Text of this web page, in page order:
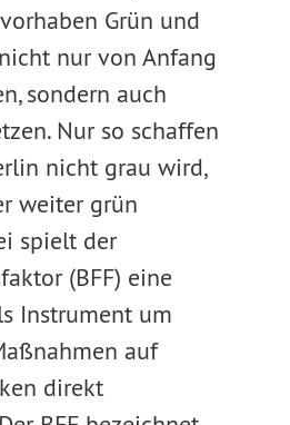
Grün und
nur von Anfang
sondern auch
Nur so schaffen
nicht grau wird,
weiter grün
spielt der
(BFF) eine
Instrument um
auf
direkt